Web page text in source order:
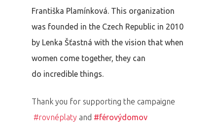
Františka Plamínková. This organization
was founded in the Czech Republic in 2010
by Lenka Šťastná with the vision that when
women come together, they can
do incredible things.
Thank you for supporting the campaigne
#rovnéplaty and #férovýdomov